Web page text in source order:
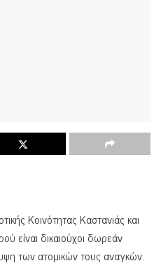
Κοινότητας Καστανιάς και
είναι δικαιούχοι δωρεάν
των ατομικών τους αναγκών.